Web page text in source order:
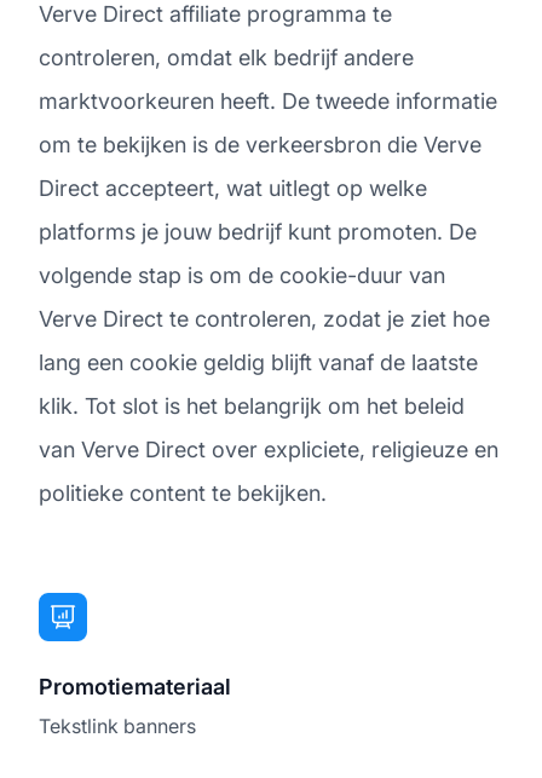
Verve Direct affiliate programma te
controleren, omdat elk bedrijf andere
marktvoorkeuren heeft. De tweede informatie
om te bekijken is de verkeersbron die Verve
Direct accepteert, wat uitlegt op welke
platforms je jouw bedrijf kunt promoten. De
volgende stap is om de cookie-duur van
Verve Direct te controleren, zodat je ziet hoe
lang een cookie geldig blijft vanaf de laatste
klik. Tot slot is het belangrijk om het beleid
van Verve Direct over expliciete, religieuze en
politieke content te bekijken.
Promotiemateriaal
Tekstlink banners